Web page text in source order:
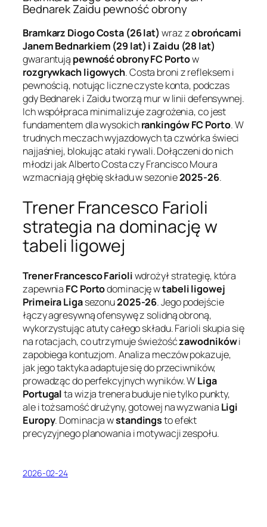
Bednarek Zaidu pewność obrony
Bramkarz Diogo Costa (26 lat) wraz zobrońcami
Janem Bednarkiem (29 lat) i Zaidu (28 lat)
gwarantują pewność obronyFC Portow
rozgrywkach ligowych. Costa broni z refleksem i
pewnością, notując liczne czyste konta, podczas
gdy Bednarek i Zaidu tworzą mur w linii defensywnej.
Ich współpraca minimalizuje zagrożenia, co jest
fundamentem dla wysokichrankingów FC Porto. W
trudnych meczach wyjazdowych ta czwórka świeci
najjaśniej, blokując ataki rywali. Dołączeni do nich
młodzi jak Alberto Costa czy Francisco Moura
wzmacniają głębię składu w sezonie2025-26.
Trener Francesco Farioli
strategia na dominację w
tabeli ligowej
Trener Francesco Farioliwdrożył strategię, która
zapewnia FC Portodominację wtabeli ligowej
Primeira Ligasezonu2025-26. Jego podejście
łączy agresywną ofensywę z solidną obroną,
wykorzystując atuty całego składu. Farioli skupia się
na rotacjach, co utrzymuje świeżośćzawodnikówi
zapobiega kontuzjom. Analiza meczów pokazuje,
jak jego taktyka adaptuje się do przeciwników,
prowadząc do perfekcyjnych wyników. WLiga
Portugalta wizja trenera buduje nie tylko punkty,
ale i tożsamość drużyny, gotowej na wyzwania Ligi
Europy. Dominacja wstandingsto efekt
precyzyjnego planowania i motywacji zespołu.
2026-02-24